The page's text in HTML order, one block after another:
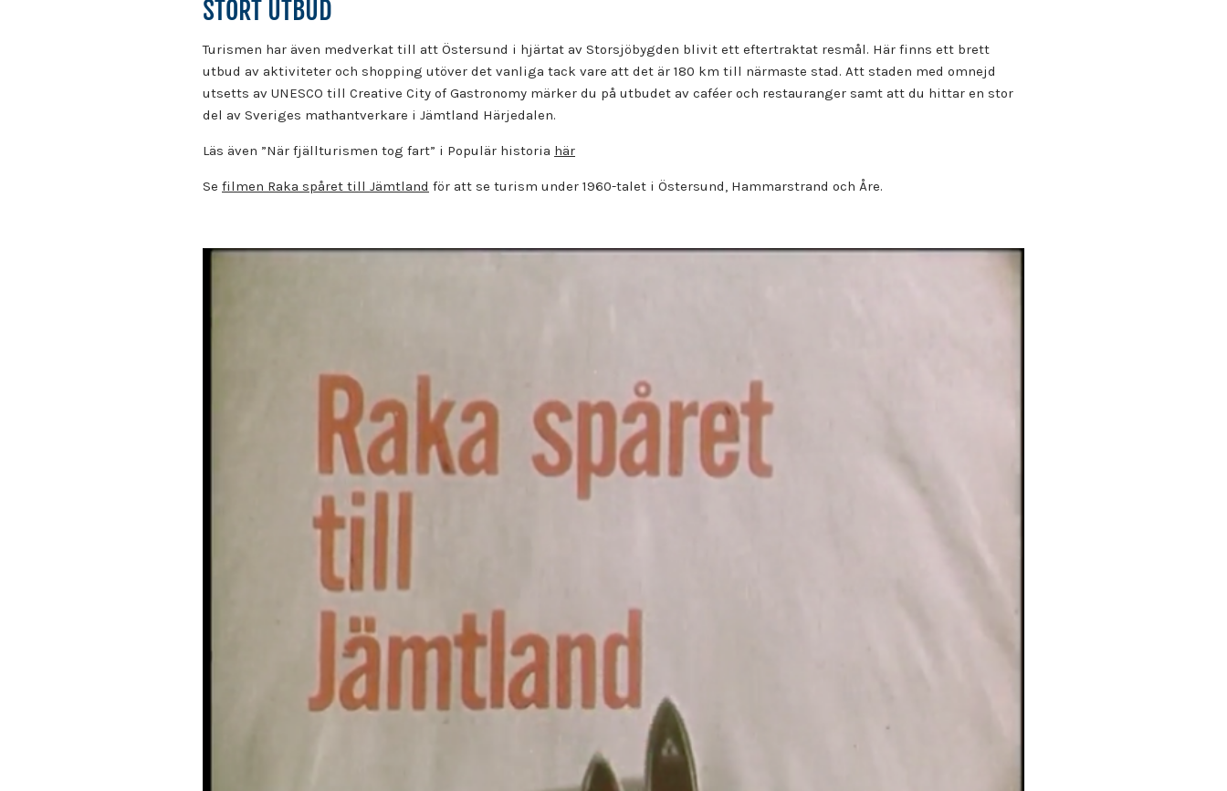
STORT UTBUD
Turismen har även medverkat till att Östersund i hjärtat av Storsjöbygden blivit ett eftertraktat resmål. Här finns ett brett
utbud av aktiviteter och shopping utöver det vanliga tack vare att det är 180 km till närmaste stad. Att staden med omnejd
utsetts av UNESCO till Creative City of Gastronomy märker du på utbudet av caféer och restauranger samt att du hittar en stor
del av Sveriges mathantverkare i Jämtland Härjedalen.
Läs även ”När fjällturismen tog fart” i Populär historia här
Se filmen Raka spåret till Jämtland för att se turism under 1960-talet i Östersund, Hammarstrand och Åre.